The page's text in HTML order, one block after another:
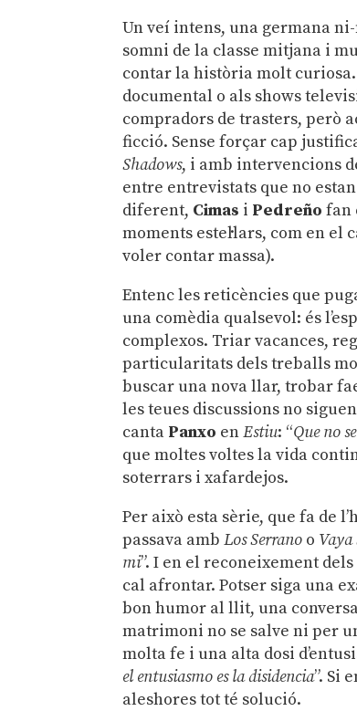
Un veí intens, una germana
somni de la classe mitjana i
contar la història molt curiosa.
documental o als shows
compradors de trasters, però
ficció. Sense forçar cap
Shadows, i amb intervencions
entre entrevistats que no
diferent, Cimas i Pedreño fan
moments estel·lars, com en
voler contar massa).
Entenc les reticències que
una comèdia qualsevol: és
complexos. Triar vacances,
particularitats dels treballs
buscar una nova llar, trobar
les teues discussions no
canta Panxo enEstiu: “Que no
que moltes voltes la vida
soterrars i xafardejos.
Per això esta sèrie, que fa de
passava ambLos Serrano o
mi”. I en el reconeixement
cal afrontar. Potser siga una
bon humor al llit, una
matrimoni no se salve ni per
molta fe i una alta dosi
el entusiasmo es la disidencia”. Si
aleshores tot té solució.